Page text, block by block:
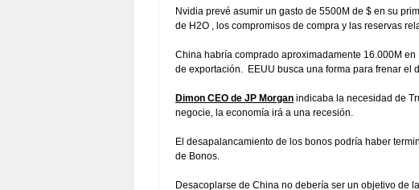
Nvidia prevé asumir un gasto de 5500M de $ en su
de H2O , los compromisos de compra y las reservas
China habría comprado aproximadamente 16.000M
de exportación. EEUU busca una forma para frenar el
Dimon CEO de JP Morgan indicaba la necesidad de
negocie, la economía irá a una recesión.
El desapalancamiento de los bonos podría haber
de Bonos.
Desacoplarse de China no debería ser un objetivo de